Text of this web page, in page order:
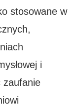
stosowane w
i
zaufanie